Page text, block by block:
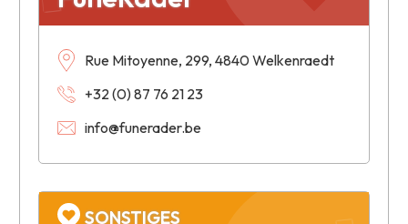
Rue Mitoyenne, 299, 4840 Welkenraedt
+32 (0) 87 76 21 23
info@funerader.be
SONSTIGES